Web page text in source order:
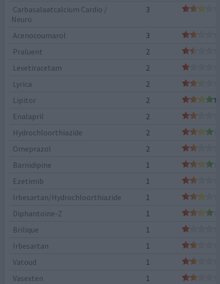
Carbasalaatcalcium Cardio /
Neuro
3
Acenocoumarol
3
Praluent
2
Levetiracetam
2
Lyrica
2
Lipitor
2
Enalapril
2
Hydrochloorthiazide
2
Omeprazol
2
Barnidipine
1
Ezetimib
1
Irbesartan/Hydrochloorthiazide
1
Diphantoïne-Z
1
Brilique
1
Irbesartan
1
Vatoud
1
Vasexten
1